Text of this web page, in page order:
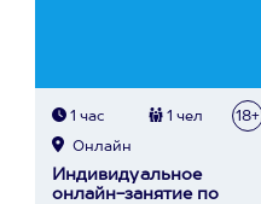
1 час 1 чел 18+
Онлайн
Индивидуальное
онлайн-занятие по